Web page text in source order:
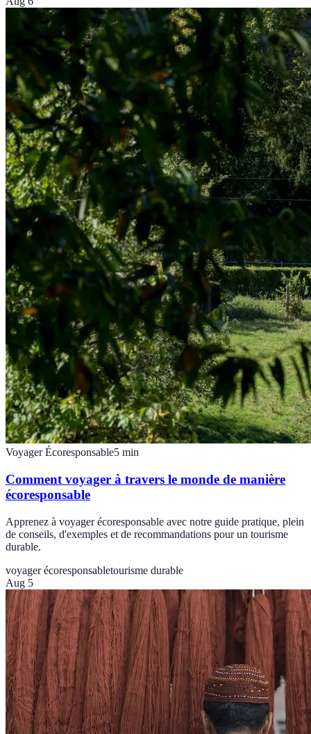
Voyager Écoresponsable5 min
Comment voyager à travers le monde de manière
écoresponsable
Apprenez à voyager écoresponsable avec notre guide pratique, plein
de conseils, d'exemples et de recommandations pour un tourisme
durable.
voyager écoresponsabletourisme durable
Aug 5